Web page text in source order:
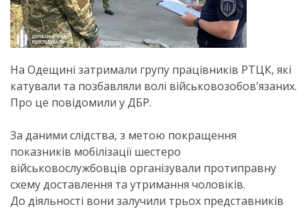
На Одещині затримали групу працівників РТЦК, які
катували та позбавляли волі військовозобов’язаних.
Про це повідомили у ДБР.
За даними слідства, з метою покращення
показників мобілізації шестеро
військовослужбовців організували протиправну
схему доставлення та утримання чоловіків.
До діяльності вони залучили трьох представників